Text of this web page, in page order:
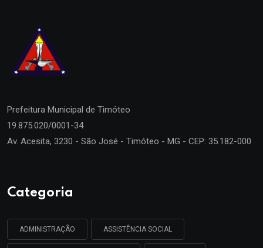
Prefeitura Municipal de Timóteo
19.875.020/0001-34
Av. Acesita, 3230 - São José - Timóteo - MG - CEP: 35.182-000
Categoria
ADMINISTRAÇÃO ASSISTÊNCIA SOCIAL